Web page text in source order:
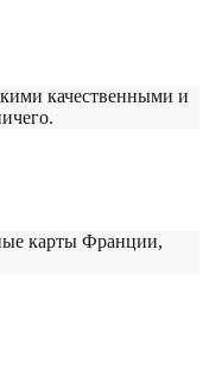
качественными и
карты Франции,